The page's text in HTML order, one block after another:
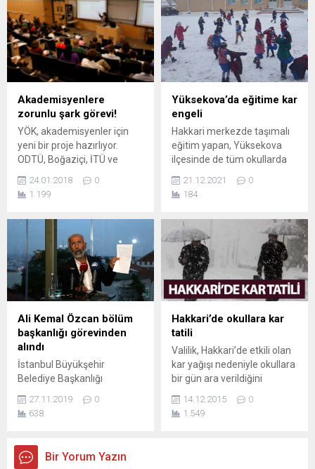
Emre Akpınar, Belediye
Başkanı Fahri Şakar ve
vatandaşlar katıldı. Saygı
duruşu ve İstiklal Marşı’nın
okunmasının ardından
şiirlerin okunduğu ve folklor
gösterisini sunulduğu
törende Cumhuriyet
Bayramı kapsamında
düzenlenen yarışmalarda
dereceye giren öğrencilere...
İletişim Fakültesi hedef
alındı. Bir grup, Cebeci
kampüsündeki İletişim
Fakültesi’nde öğrencilere
saldırdı. Taşlı-sopalı grubu
özel güvenlik görevlileri
engellemeye çalıştı ancak
yetersiz kaldı. Kampüs
içerisine polisin gelmesiyle
fakülteye saldıran grup
kampüsten...
Akademisyenlere
zorunlu şark görevi!
YÖK, akademisyenler için
yeni bir proje hazırlıyor.
ODTÜ, Boğaziçi, İTÜ ve
üniversitelerde doktorasını
tamamlayan
üniversitelerinde görev
yapması zorunlu hale
getirilebilir. Projenin KHK'yla
hayata geçmesi bekleniyor.
Yükseköğretim Kurulu’nun
(YÖK) ‘seçkin’
üniversitelerde doktora
görenlerin, hekimler gibi
mecburi hizmet yapmasını
başlattığı bildirildi. Çalışma
kapsamında
akademisyenlerin 2...
24.01.2018
0
1.199
Yüksekova’da eğitime kar
engeli
Hakkari merkezde taşımalı
eğitim yapan, Yüksekova
ilçesinde de tüm okullarda
bildirildi. Valiliğin sosyal
medya hesabından yapılan
yer verildi: “Valiliğimizin
aldığı karar ile yoğun kar
yağışı nedeniyle 21 Aralık
2021 Salı günü ilimiz
merkezinde taşımalı
eğitime, Yüksekova
ilçemizde ve bağlı
köylerinde ise okullarımızın...
21.12.2021
0
184
Ali Kemal Özcan bölüm
başkanlığı görevinden
alındı
İstanbul Büyükşehir
Belediye Başkanlığı
Abdullah Öcalan'ın
mektubunu kamuoyu ile
gelen Ali Kemal Özcan,
mesai saatlerinde izinsiz
27.11.2019
0
638
Hakkari’de okullara kar
tatili
Valilik, Hakkari’de etkili olan
kar yağışı nedeniyle okullara
bir gün ara verildiğini
akşamdan beri etkili olan
yoğun kar yağışı nedeniyle
14.12.2015
0
1.549
Bir Yorum Yazın